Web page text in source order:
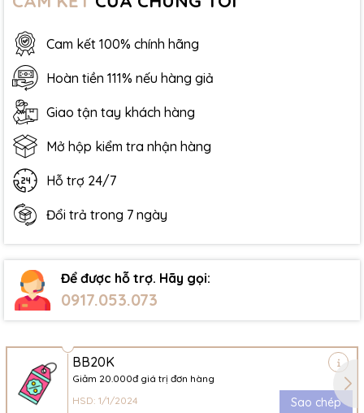
Cam kết 100% chính hãng
Hoàn tiền 111% nếu hàng giả
Giao tận tay khách hàng
Mở hộp kiểm tra nhận hàng
Hỗ trợ 24/7
Đổi trả trong 7 ngày
Để được hỗ trợ. Hãy gọi:
0917.053.073
BB20K
Giảm 20.000đ giá trị đơn hàng
HSD: 1/1/2024
Sao chép